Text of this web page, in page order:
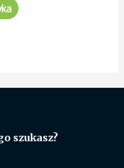
szukasz?